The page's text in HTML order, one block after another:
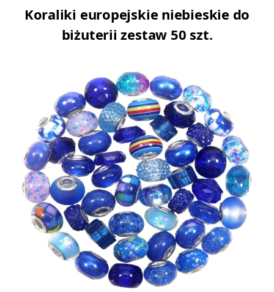
Koraliki europejskie niebieskie do
biżuterii zestaw 50 szt.